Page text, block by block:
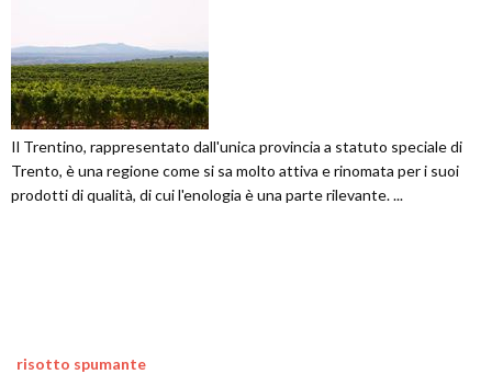
Il Trentino, rappresentato dall'unica provincia a statuto speciale di
Trento, è una regione come si sa molto attiva e rinomata per i suoi
prodotti di qualità, di cui l'enologia è una parte rilevante. ...
risotto spumante